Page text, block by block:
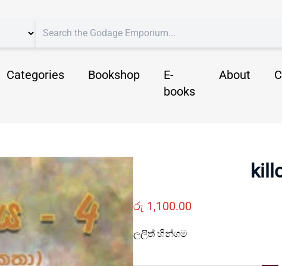
Categories Bookshop
E-
books
About
රු 1,100.00
ලලිත් හින්ගම